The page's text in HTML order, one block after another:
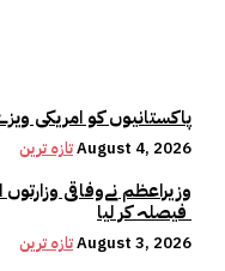
پاکستانیوں کو امریکی
تازہ ترینAugust 4, 2026
وزیراعظم نےوفاقی وزارتوں
تازہ ترینAugust 3, 2026